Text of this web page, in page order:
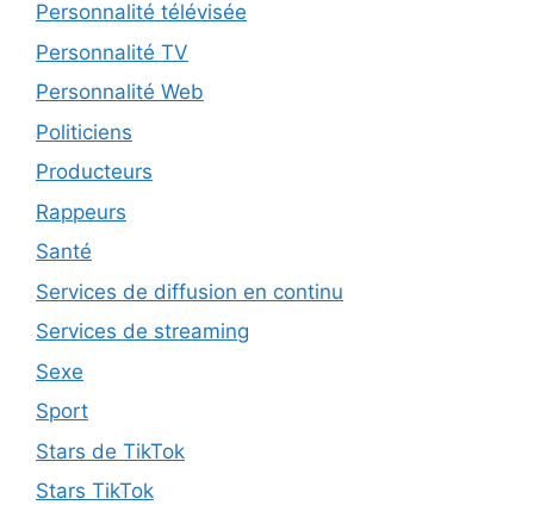
Personnalité télévisée
Personnalité TV
Personnalité Web
Politiciens
Producteurs
Rappeurs
Santé
Services de diffusion en continu
Services de streaming
Sexe
Sport
Stars de TikTok
Stars TikTok